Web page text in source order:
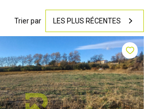
Trier par LES PLUS RÉCENTES